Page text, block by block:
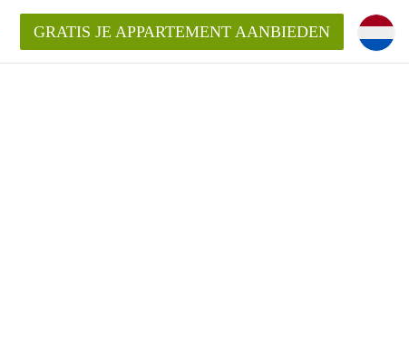
in Den Bosch?
GRATIS JE APPARTEMENT AANBIEDEN